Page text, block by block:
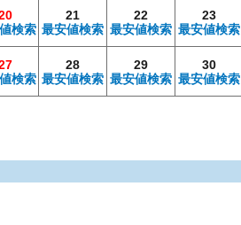
検索
21
最安値検索
22
最安値検索
23
最安値検索
検索
28
最安値検索
29
最安値検索
30
最安値検索